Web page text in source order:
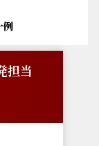
例
担当